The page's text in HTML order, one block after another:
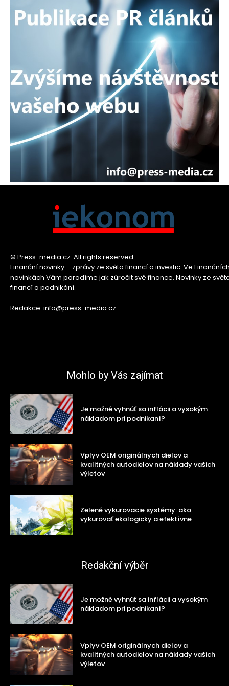
© Press-media.cz. All rights reserved.
Finanční novinky – zprávy ze světa financí a investic. Ve
novinkách Vám poradíme jak zúročit své finance. Novinky ze
financí a podnikání.
Redakce: info@press-media.cz
Mohlo by Vás zajímat
Je možné vyhnúť sa inflácii a vysokým
nákladom pri podnikaní?
Vplyv OEM originálnych dielov a
kvalitných autodielov na náklady vašich
výletov
Zelené vykurovacie systémy: ako
vykurovať ekologicky a efektívne
Redakční výběr
Je možné vyhnúť sa inflácii a vysokým
nákladom pri podnikaní?
Vplyv OEM originálnych dielov a
kvalitných autodielov na náklady vašich
výletov